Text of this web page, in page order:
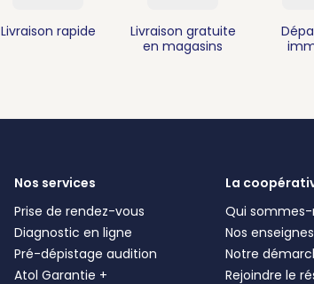
Livraison rapide
Livraison gratuite
en magasins
Nos services
Prise de rendez-vous
Diagnostic en ligne
Pré-dépistage audition
Atol Garantie +
La
Qui sommes-
Nos enseignes
Notre
Rejoindre le